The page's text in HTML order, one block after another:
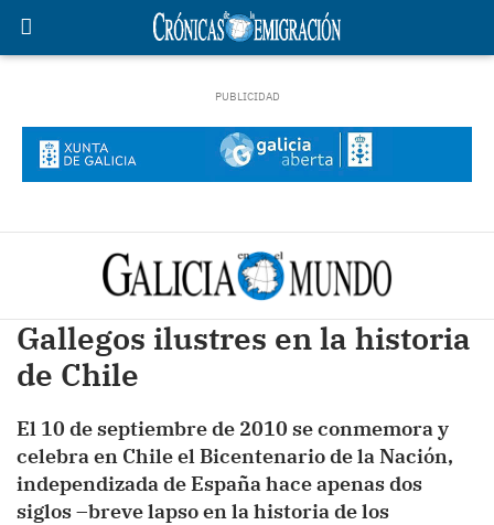
Gallegos ilustres en la historia
de Chile
El 10 de septiembre de 2010 se conmemora y
celebra en Chile el Bicentenario de la Nación,
independizada de España hace apenas dos
siglos –breve lapso en la historia de los